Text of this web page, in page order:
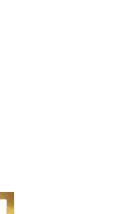
Förstora bilden